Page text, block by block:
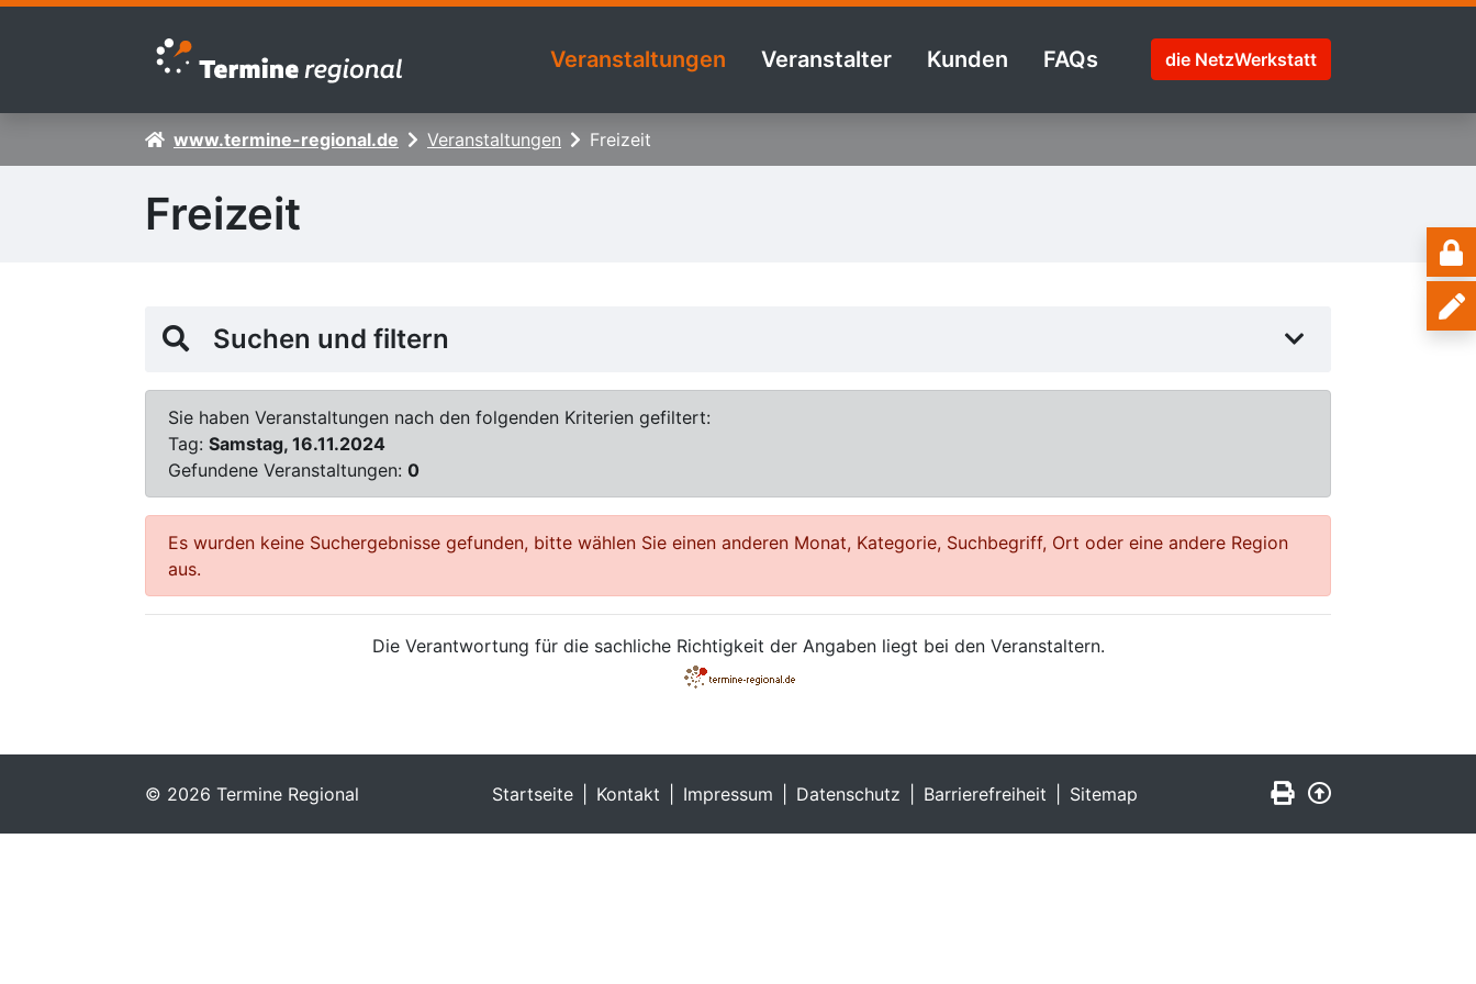
Zur Navigation springen
Zum Inhalt springen
Veranstaltungen Veranstalter Kunden FAQs die NetzWerkstatt
www.termine-regional.de Veranstaltungen Freizeit
Freizeit
Suchen und filtern
Sie haben Veranstaltungen nach den folgenden Kriterien gefiltert:
Tag: Samstag, 16.11.2024
Gefundene Veranstaltungen: 0
Es wurden keine Suchergebnisse gefunden, bitte wählen Sie einen anderen Monat, Kategorie, Suchbegriff, Ort oder eine andere Region
aus.
Die Verantwortung für die sachliche Richtigkeit der Angaben liegt bei den Veranstaltern.
© 2026 Termine Regional Startseite Kontakt Impressum Datenschutz Barrierefreiheit Sitemap Seite drucken
Zurück nach